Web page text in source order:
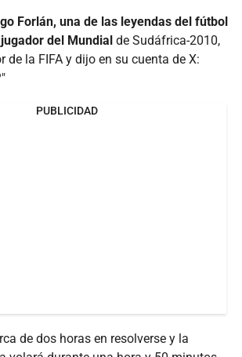
Forlán, una de las leyendas del fútbol
del Mundial de Sudáfrica-2010,
de la FIFA y dijo en su cuenta de X:
PUBLICIDAD
de dos horas en resolverse y la